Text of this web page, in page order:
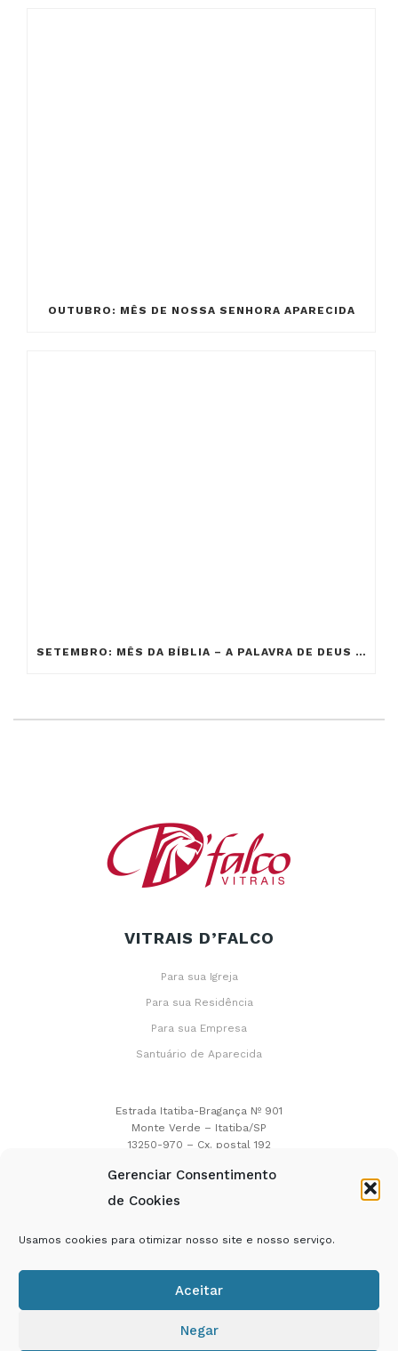
Gerenciar Consentimento
de Cookies
Usamos cookies para otimizar nosso site e nosso serviço.
Aceitar
Negar
OUTUBRO: MÊS DE NOSSA SENHORA APARECIDA
SETEMBRO: MÊS DA BÍBLIA – A PALAVRA DE DEUS EM NOSSAS VIDAS
VITRAIS D’FALCO
Para sua Igreja
Para sua Residência
Para sua Empresa
Santuário de Aparecida
Estrada Itatiba-Bragança Nº 901
Monte Verde – Itatiba/SP
13250-970 – Cx. postal 192
(0xx11) 4524.7322
(0xx11) 4594.1522
SIGA-NOS NAS REDES SOCIAIS